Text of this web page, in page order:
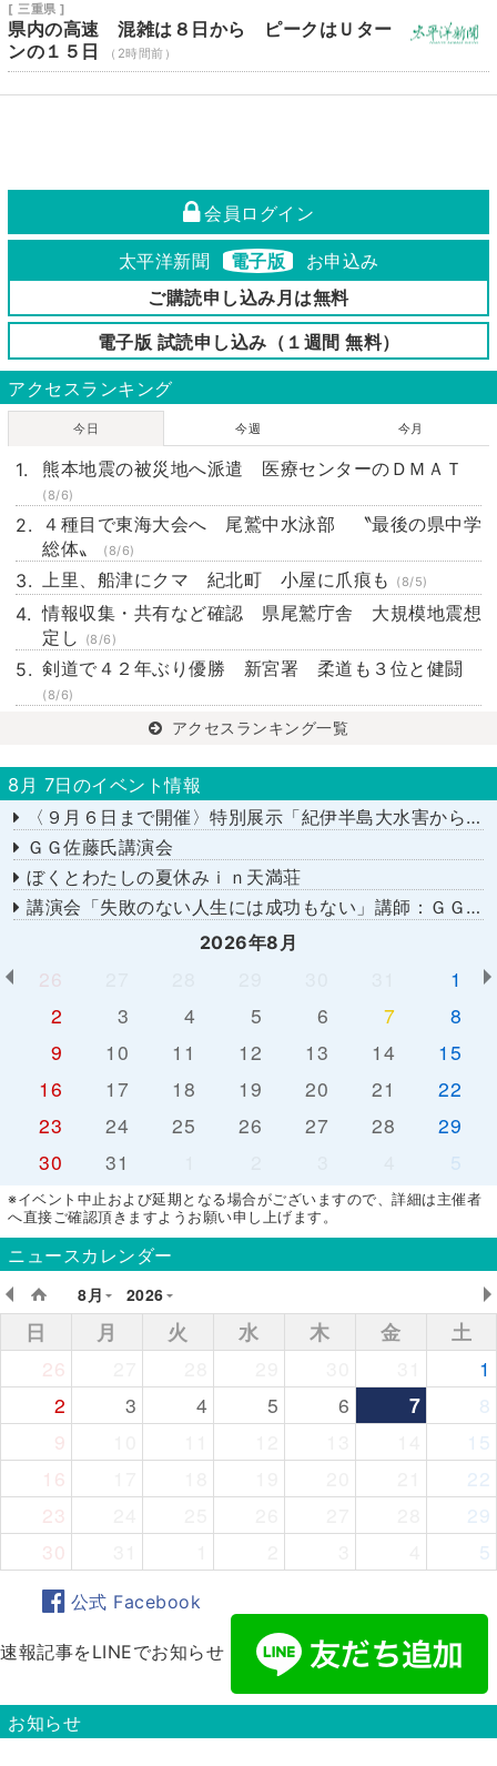
[ 三重県 ]
県内の高速 混雑は８日から ピークはＵター
ンの１５日
（2時間前）
会員ログイン
太平洋新聞 電子版
お申込み
ご購読申し込み月は無料
電子版 試読申し込み（１週間 無料）
アクセスランキング
今日 今週 今月
熊本地震の被災地へ派遣 医療センターのＤＭＡＴ
(8/6)
４種目で東海大会へ 尾鷲中水泳部 〝最後の県中学
総体〟
(8/6)
上里、船津にクマ 紀北町 小屋に爪痕も (8/5)
情報収集・共有など確認 県尾鷲庁舎 大規模地震想
定し
(8/6)
剣道で４２年ぶり優勝 新宮署 柔道も３位と健闘
(8/6)
アクセスランキング一覧
8月 7日のイベント情報
〈９月６日まで開催〉特別展示「紀伊半島大水害から１５年－あの日を忘れない－」
ＧＧ佐藤氏講演会
ぼくとわたしの夏休みｉｎ天満荘
講演会「失敗のない人生には成功もない」講師：ＧＧ佐藤さん
2026年8月
26
1
2
3 4 5 6 7
8
9
10 11 12 13 14
15
16
17 18 19 20 21
22
23
24 25 26 27 28
29
30
31 5
※イベント中止および延期となる場合がございますので、詳細は主催者
へ直接ご確認頂きますようお願い申し上げます。
ニュースカレンダー
8月
2026
日 月 火 水 木 金
土
26
1
2
3 4 5 6 7
8
9
15
16
22
23
29
30
5
公式 Facebook
速報記事をLINEでお知らせ
お知らせ